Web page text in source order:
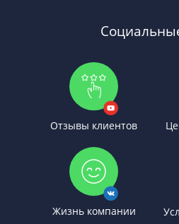
Отзывы клиентов
Жизнь компании